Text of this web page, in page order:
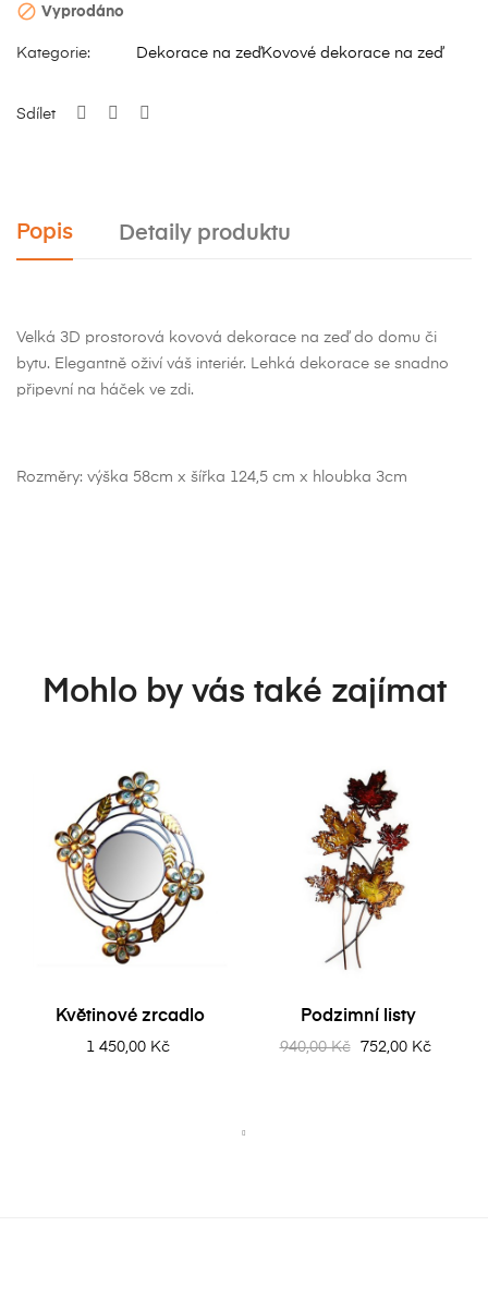
 Vyprodáno
Kategorie: Dekorace na zeďKovové dekorace na zeď
Sdílet
Popis Detaily produktu
Velká 3D prostorová kovová dekorace na zeď do domu či
bytu. Elegantně oživí váš interiér. Lehká dekorace se snadno
připevní na háček ve zdi.
Rozměry: výška 58cm x šířka 124,5 cm x hloubka 3cm
Mohlo by vás také zajímat
Květinové zrcadlo
1 450,00 Kč
Podzimní listy
940,00 Kč 752,00 Kč